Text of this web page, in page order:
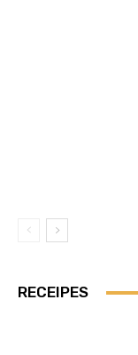
RECEIPES